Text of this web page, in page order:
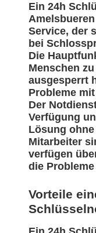
Ein 24h
Service, der
bei
Die
Menschen
ausgesperrt
Probleme
Der
Verfügung
Lösung
Mitarbeiter
verfügen
die
Vorteile